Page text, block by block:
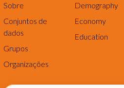
Sobre
Conjuntos de
dados
Grupos
Organizações
Demography
Economy
Education